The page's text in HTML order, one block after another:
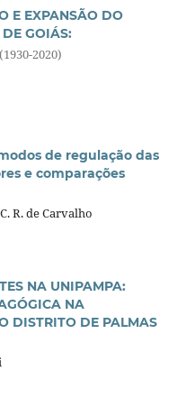
E EXPANSÃO DO
GOIÁS:
2020)
de regulação das
e comparações
R. de Carvalho
NA UNIPAMPA:
NA
DISTRITO DE PALMAS